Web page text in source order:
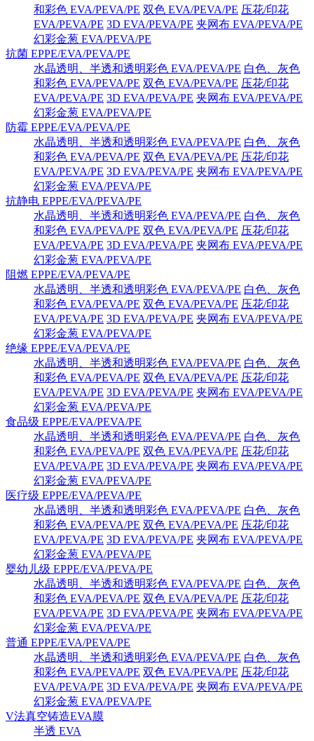
和彩色 EVA/PEVA/PE 双色 EVA/PEVA/PE 压花/印花
EVA/PEVA/PE 3D EVA/PEVA/PE 夹网布 EVA/PEVA/PE
幻彩金葱 EVA/PEVA/PE
抗菌 EPPE/EVA/PEVA/PE
水晶透明、半透和透明彩色 EVA/PEVA/PE 白色、灰色
和彩色 EVA/PEVA/PE 双色 EVA/PEVA/PE 压花/印花
EVA/PEVA/PE 3D EVA/PEVA/PE 夹网布 EVA/PEVA/PE
幻彩金葱 EVA/PEVA/PE
防霉 EPPE/EVA/PEVA/PE
水晶透明、半透和透明彩色 EVA/PEVA/PE 白色、灰色
和彩色 EVA/PEVA/PE 双色 EVA/PEVA/PE 压花/印花
EVA/PEVA/PE 3D EVA/PEVA/PE 夹网布 EVA/PEVA/PE
幻彩金葱 EVA/PEVA/PE
抗静电 EPPE/EVA/PEVA/PE
水晶透明、半透和透明彩色 EVA/PEVA/PE 白色、灰色
和彩色 EVA/PEVA/PE 双色 EVA/PEVA/PE 压花/印花
EVA/PEVA/PE 3D EVA/PEVA/PE 夹网布 EVA/PEVA/PE
幻彩金葱 EVA/PEVA/PE
阻燃 EPPE/EVA/PEVA/PE
水晶透明、半透和透明彩色 EVA/PEVA/PE 白色、灰色
和彩色 EVA/PEVA/PE 双色 EVA/PEVA/PE 压花/印花
EVA/PEVA/PE 3D EVA/PEVA/PE 夹网布 EVA/PEVA/PE
幻彩金葱 EVA/PEVA/PE
绝缘 EPPE/EVA/PEVA/PE
水晶透明、半透和透明彩色 EVA/PEVA/PE 白色、灰色
和彩色 EVA/PEVA/PE 双色 EVA/PEVA/PE 压花/印花
EVA/PEVA/PE 3D EVA/PEVA/PE 夹网布 EVA/PEVA/PE
幻彩金葱 EVA/PEVA/PE
食品级 EPPE/EVA/PEVA/PE
水晶透明、半透和透明彩色 EVA/PEVA/PE 白色、灰色
和彩色 EVA/PEVA/PE 双色 EVA/PEVA/PE 压花/印花
EVA/PEVA/PE 3D EVA/PEVA/PE 夹网布 EVA/PEVA/PE
幻彩金葱 EVA/PEVA/PE
医疗级 EPPE/EVA/PEVA/PE
水晶透明、半透和透明彩色 EVA/PEVA/PE 白色、灰色
和彩色 EVA/PEVA/PE 双色 EVA/PEVA/PE 压花/印花
EVA/PEVA/PE 3D EVA/PEVA/PE 夹网布 EVA/PEVA/PE
幻彩金葱 EVA/PEVA/PE
婴幼儿级 EPPE/EVA/PEVA/PE
水晶透明、半透和透明彩色 EVA/PEVA/PE 白色、灰色
和彩色 EVA/PEVA/PE 双色 EVA/PEVA/PE 压花/印花
EVA/PEVA/PE 3D EVA/PEVA/PE 夹网布 EVA/PEVA/PE
幻彩金葱 EVA/PEVA/PE
普通 EPPE/EVA/PEVA/PE
水晶透明、半透和透明彩色 EVA/PEVA/PE 白色、灰色
和彩色 EVA/PEVA/PE 双色 EVA/PEVA/PE 压花/印花
EVA/PEVA/PE 3D EVA/PEVA/PE 夹网布 EVA/PEVA/PE
幻彩金葱 EVA/PEVA/PE
V法真空铸造EVA膜
半透 EVA